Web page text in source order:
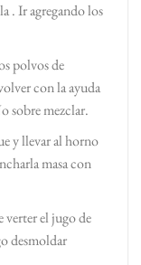
. Ir agregando los
polvos de
con la ayuda
sobre mezclar.
y llevar al horno
masa con
verter el jugo de
desmoldar